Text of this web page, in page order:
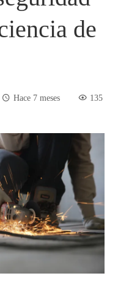
de
Hace 7 meses 135